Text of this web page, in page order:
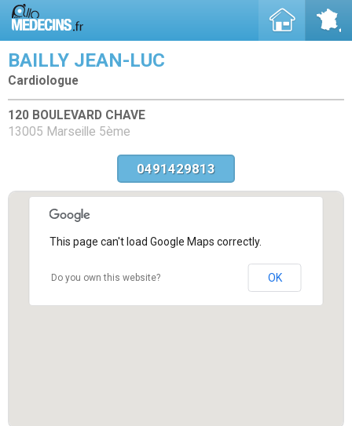
BAILLY JEAN-LUC
Cardiologue
120 BOULEVARD CHAVE
13005 Marseille 5ème
0491429813
This page can't load Google Maps correctly.
Do you own this website? OK